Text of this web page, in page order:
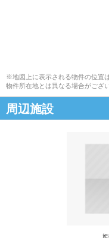
※地図上に表示される物件の位置
物件所在地とは異なる場合がござ
周辺施設